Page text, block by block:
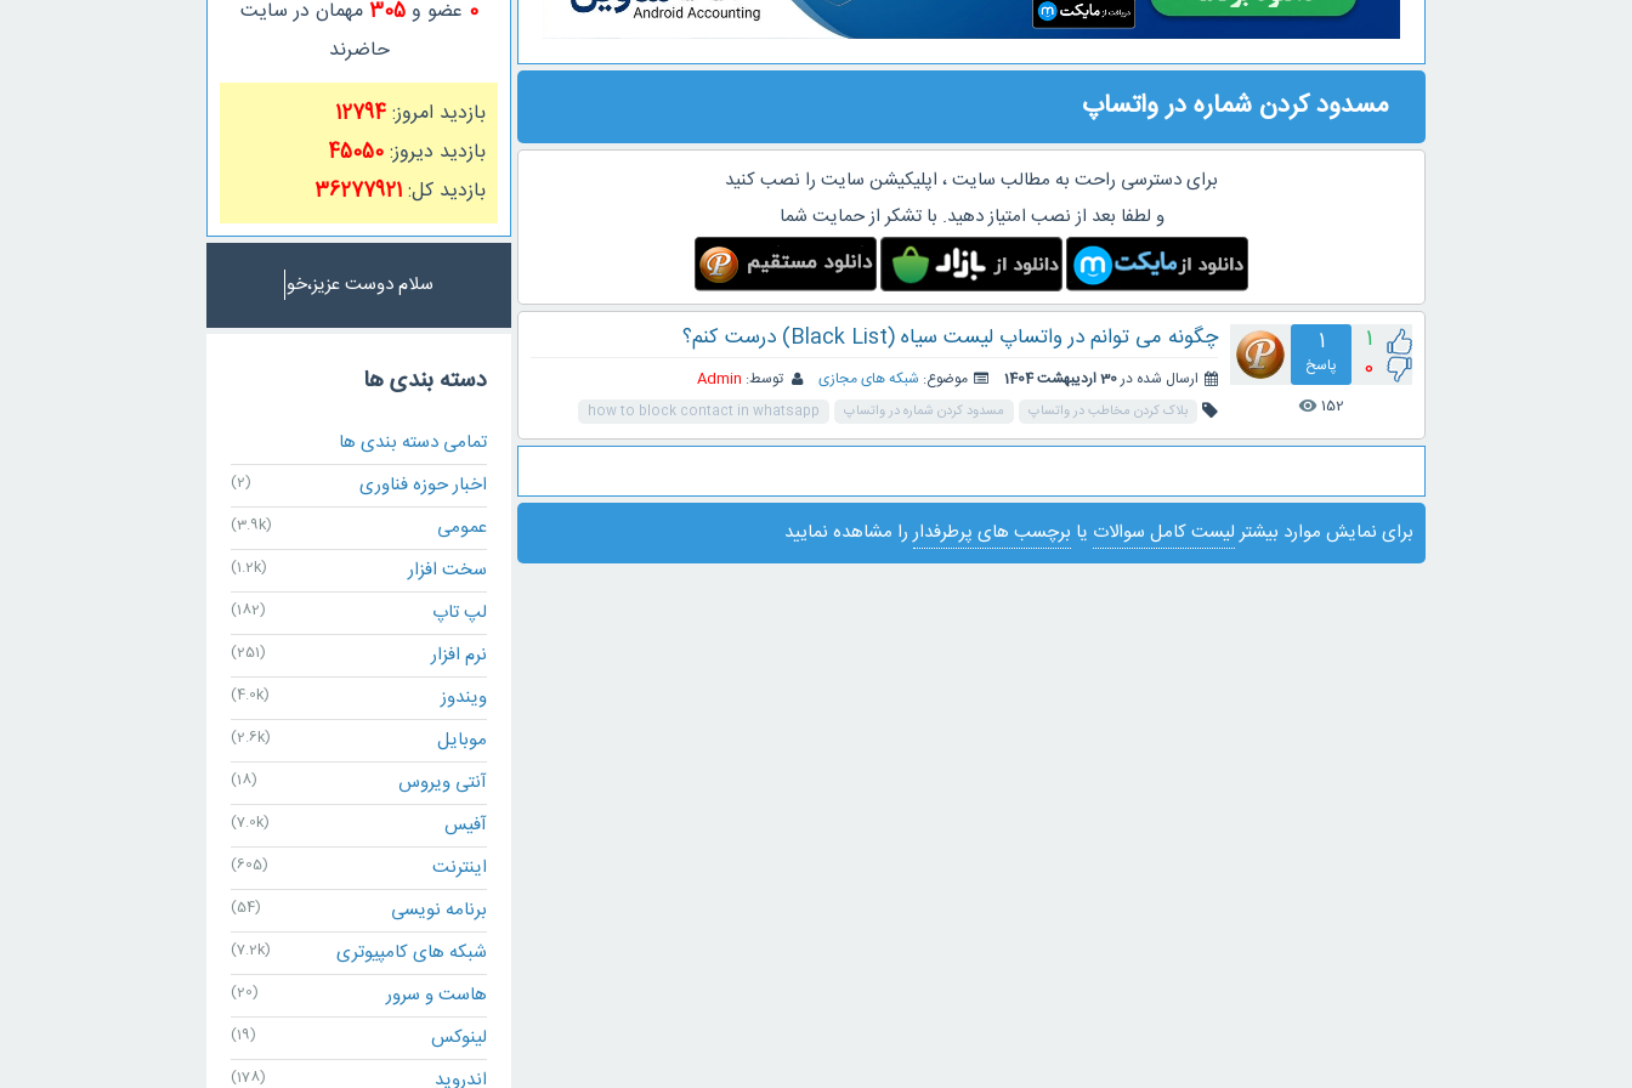
مسدود کردن شماره در واتساپ
برای دسترسی راحت به مطالب سایت ، اپلیکیشن سایت را نصب کنید
و لطفا بعد از نصب امتیاز دهید. با تشکر از حمایت شما
1
0
1
پاسخ
152
visibility
چگونه می توانم در واتساپ لیست سیاه (Black List) درست کنم؟
ارسال شده در30 اردیبهشت 1404 موضوع: شبکه های مجازی توسط: Admin
بلاک کردن مخاطب در واتساپ مسدود کردن شماره در واتساپ how to block contact in whatsapp
برای نمایش موارد بیشترلیست کامل سوالات یا برچسب های پرطرفداررا مشاهده نمایید
0 عضو و305مهمان در سایت
حاضرند
بازدید امروز:12794
بازدید دیروز:45050
بازدید کل:36277921
سلام دوست عزیز،خوش ا
دسته بندی ها
تمامی دسته بندی ها
اخبار حوزه فناوری
(2)
عمومی (3.9k)
سخت افزار (1.2k)
لپ تاپ (182)
نرم افزار (251)
ویندوز (4.0k)
موبایل (2.6k)
آنتی ویروس (18)
آفیس (7.0k)
اینترنت (605)
برنامه نویسی (54)
شبکه های کامپیوتری (7.2k)
هاست و سرور (20)
لینوکس (19)
اندروید (178)